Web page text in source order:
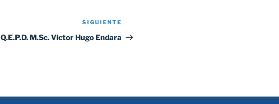
entrada
SIGUIENTE
Q.E.P.D. M.Sc. Victor Hugo Endara